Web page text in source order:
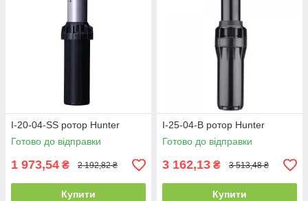
I-20-04-SS ротор Hunter
Готово до відправки
1 973,54 ₴ 2 192,82 ₴
Купити
I-25-04-B ротор Hunter
Готово до відправки
3 162,13 ₴ 3 513,48 ₴
Купити